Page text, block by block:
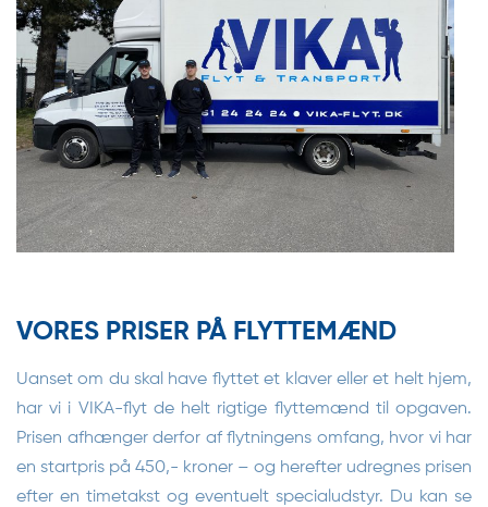
VORES PRISER PÅ FLYTTEMÆND
Uanset om du skal have flyttet et klaver eller et helt hjem,
har vi i VIKA-flyt de helt rigtige flyttemænd til opgaven.
Prisen afhænger derfor af flytningens omfang, hvor vi har
en startpris på 450,- kroner – og herefter udregnes prisen
efter en timetakst og eventuelt specialudstyr. Du kan se